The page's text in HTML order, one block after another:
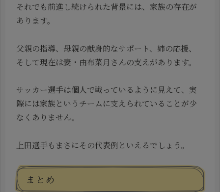
それでも前進し続けられた背景には、家族の存在が
あります。
父親の指導、母親の献身的なサポート、姉の応援、
そして現在は妻・由布菜月さんの支えがあります。
サッカー選手は個人で戦っているように見えて、実
際には家族というチームに支えられていることが少
なくありません。
上田選手もまさにその代表例といえるでしょう。
まとめ